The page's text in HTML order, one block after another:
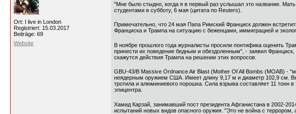
Ort: I live in London
Registriert: 15.03.2017
Beiträge: 69
Website
"Мне было стыдно, когда я в первый раз услышал это название.
студентами в субботу, 6 мая (цитата по Reuters).
Примечательно, что 24 мая Папа Римский Франциск должен
Франциска и Трампа на ситуацию с беженцами, иммиграцией и
В ноябре прошлого года журналисты просили понтифика оценить
принести их поведение бедным и обездоленным", - заявил
скажутся действия Трампа на решении этих вопросов.
GBU-43/B Massive Ordnance Air Blast (Mother Of All Bombs (МОАВ) -
неядерным оружием США. Имеет длину 9,17 м и диаметр 102,9 см.
тротила и алюминиевого порошка. Сила взрыва составляет 11 тонн
эпицентра.
Хамид Карзай, занимавший пост президента Афганистана в 2002-
испытаний новых видов опасного оружия. "Это не война с террором,